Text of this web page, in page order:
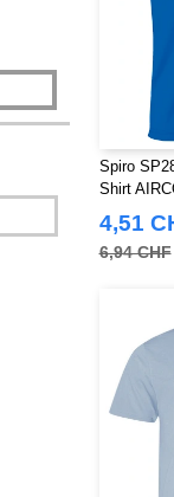
Spiro
Shirt
4,51
6,94 CHF